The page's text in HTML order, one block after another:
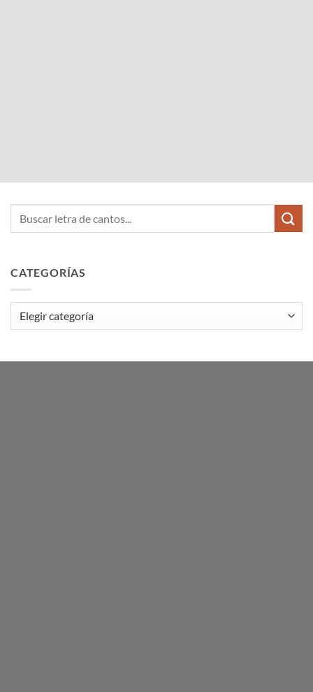
CATEGORÍAS